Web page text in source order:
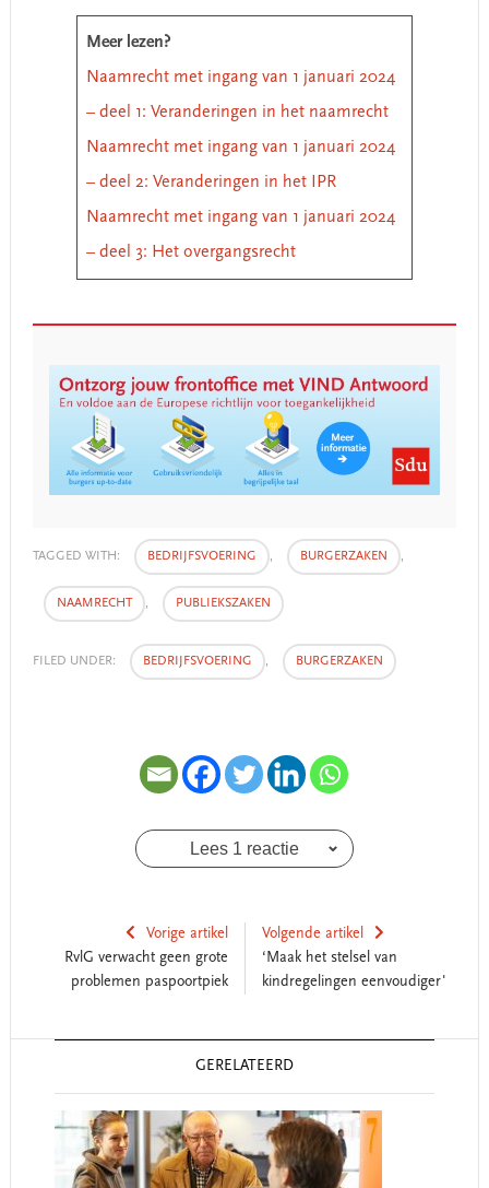
Meer lezen?
Naamrecht met ingang van 1 januari 2024
– deel 1: Veranderingen in het naamrecht
Naamrecht met ingang van 1 januari 2024
– deel 2: Veranderingen in het IPR
Naamrecht met ingang van 1 januari 2024
– deel 3: Het overgangsrecht
TAGGED WITH: BEDRIJFSVOERING , BURGERZAKEN ,
NAAMRECHT , PUBLIEKSZAKEN
FILED UNDER: BEDRIJFSVOERING , BURGERZAKEN
Lees 1 reactie
Vorige artikel
RvlG verwacht geen grote
problemen paspoortpiek
Volgende artikel
‘Maak het stelsel van
kindregelingen eenvoudiger'
GERELATEERD